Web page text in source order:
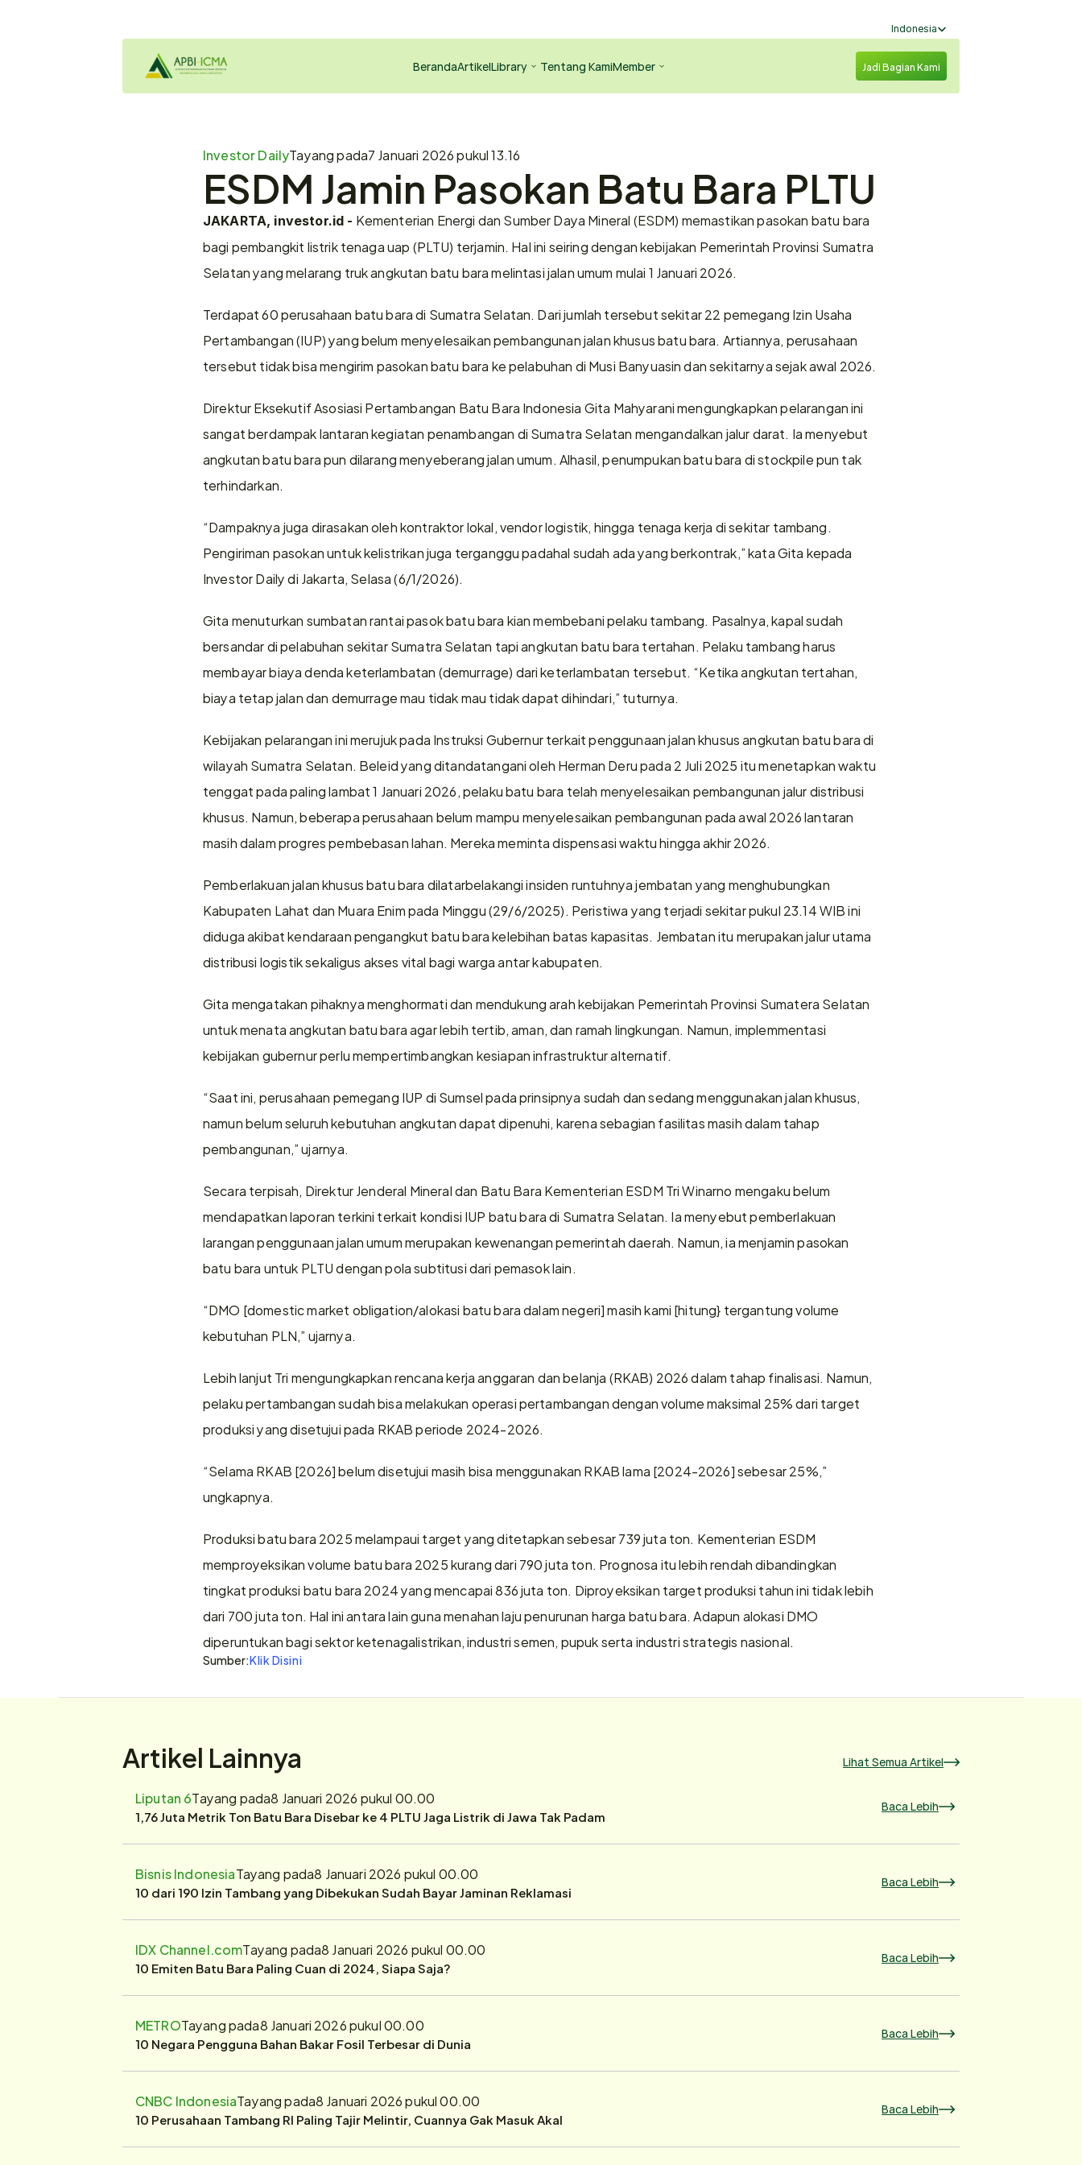
Select Language
Indonesia
BerandaArtikelLibrary Tentang KamiMember Jadi Bagian Kami
Investor DailyTayang pada7 Januari 2026 pukul 13.16
ESDM Jamin Pasokan Batu Bara PLTU
JAKARTA, investor.id - Kementerian Energi dan Sumber Daya Mineral (ESDM) memastikan pasokan batu bara
bagi pembangkit listrik tenaga uap (PLTU) terjamin. Hal ini seiring dengan kebijakan Pemerintah Provinsi Sumatra
Selatan yang melarang truk angkutan batu bara melintasi jalan umum mulai 1 Januari 2026.
Terdapat 60 perusahaan batu bara di Sumatra Selatan. Dari jumlah tersebut sekitar 22 pemegang Izin Usaha
Pertambangan (IUP) yang belum menyelesaikan pembangunan jalan khusus batu bara. Artiannya, perusahaan
tersebut tidak bisa mengirim pasokan batu bara ke pelabuhan di Musi Banyuasin dan sekitarnya sejak awal 2026.
Direktur Eksekutif Asosiasi Pertambangan Batu Bara Indonesia Gita Mahyarani mengungkapkan pelarangan ini
sangat berdampak lantaran kegiatan penambangan di Sumatra Selatan mengandalkan jalur darat. Ia menyebut
angkutan batu bara pun dilarang menyeberang jalan umum. Alhasil, penumpukan batu bara di stockpile pun tak
terhindarkan.
“Dampaknya juga dirasakan oleh kontraktor lokal, vendor logistik, hingga tenaga kerja di sekitar tambang.
Pengiriman pasokan untuk kelistrikan juga terganggu padahal sudah ada yang berkontrak,” kata Gita kepada
Investor Daily di Jakarta, Selasa (6/1/2026).
Gita menuturkan sumbatan rantai pasok batu bara kian membebani pelaku tambang. Pasalnya, kapal sudah
bersandar di pelabuhan sekitar Sumatra Selatan tapi angkutan batu bara tertahan. Pelaku tambang harus
membayar biaya denda keterlambatan (demurrage) dari keterlambatan tersebut. “Ketika angkutan tertahan,
biaya tetap jalan dan demurrage mau tidak mau tidak dapat dihindari,” tuturnya.
Kebijakan pelarangan ini merujuk pada Instruksi Gubernur terkait penggunaan jalan khusus angkutan batu bara di
wilayah Sumatra Selatan. Beleid yang ditandatangani oleh Herman Deru pada 2 Juli 2025 itu menetapkan waktu
tenggat pada paling lambat 1 Januari 2026, pelaku batu bara telah menyelesaikan pembangunan jalur distribusi
khusus. Namun, beberapa perusahaan belum mampu menyelesaikan pembangunan pada awal 2026 lantaran
masih dalam progres pembebasan lahan. Mereka meminta dispensasi waktu hingga akhir 2026.
Pemberlakuan jalan khusus batu bara dilatarbelakangi insiden runtuhnya jembatan yang menghubungkan
Kabupaten Lahat dan Muara Enim pada Minggu (29/6/2025). Peristiwa yang terjadi sekitar pukul 23.14 WIB ini
diduga akibat kendaraan pengangkut batu bara kelebihan batas kapasitas. Jembatan itu merupakan jalur utama
distribusi logistik sekaligus akses vital bagi warga antar kabupaten.
Gita mengatakan pihaknya menghormati dan mendukung arah kebijakan Pemerintah Provinsi Sumatera Selatan
untuk menata angkutan batu bara agar lebih tertib, aman, dan ramah lingkungan. Namun, implemmentasi
kebijakan gubernur perlu mempertimbangkan kesiapan infrastruktur alternatif.
“Saat ini, perusahaan pemegang IUP di Sumsel pada prinsipnya sudah dan sedang menggunakan jalan khusus,
namun belum seluruh kebutuhan angkutan dapat dipenuhi, karena sebagian fasilitas masih dalam tahap
pembangunan,” ujarnya.
Secara terpisah, Direktur Jenderal Mineral dan Batu Bara Kementerian ESDM Tri Winarno mengaku belum
mendapatkan laporan terkini terkait kondisi IUP batu bara di Sumatra Selatan. Ia menyebut pemberlakuan
larangan penggunaan jalan umum merupakan kewenangan pemerintah daerah. Namun, ia menjamin pasokan
batu bara untuk PLTU dengan pola subtitusi dari pemasok lain.
“DMO [domestic market obligation/alokasi batu bara dalam negeri] masih kami [hitung} tergantung volume
kebutuhan PLN,” ujarnya.
Lebih lanjut Tri mengungkapkan rencana kerja anggaran dan belanja (RKAB) 2026 dalam tahap finalisasi. Namun,
pelaku pertambangan sudah bisa melakukan operasi pertambangan dengan volume maksimal 25% dari target
produksi yang disetujui pada RKAB periode 2024-2026.
“Selama RKAB [2026] belum disetujui masih bisa menggunakan RKAB lama [2024-2026] sebesar 25%,”
ungkapnya.
Produksi batu bara 2025 melampaui target yang ditetapkan sebesar 739 juta ton. Kementerian ESDM
memproyeksikan volume batu bara 2025 kurang dari 790 juta ton. Prognosa itu lebih rendah dibandingkan
tingkat produksi batu bara 2024 yang mencapai 836 juta ton. Diproyeksikan target produksi tahun ini tidak lebih
dari 700 juta ton. Hal ini antara lain guna menahan laju penurunan harga batu bara. Adapun alokasi DMO
diperuntukan bagi sektor ketenagalistrikan, industri semen, pupuk serta industri strategis nasional.
Sumber:Klik Disini
Artikel Lainnya Lihat Semua Artikel
Liputan 6Tayang pada8 Januari 2026 pukul 00.00
1,76 Juta Metrik Ton Batu Bara Disebar ke 4 PLTU Jaga Listrik di Jawa Tak Padam Baca Lebih
Bisnis IndonesiaTayang pada8 Januari 2026 pukul 00.00
10 dari 190 Izin Tambang yang Dibekukan Sudah Bayar Jaminan Reklamasi Baca Lebih
IDX Channel.comTayang pada8 Januari 2026 pukul 00.00
10 Emiten Batu Bara Paling Cuan di 2024, Siapa Saja? Baca Lebih
METROTayang pada8 Januari 2026 pukul 00.00
10 Negara Pengguna Bahan Bakar Fosil Terbesar di Dunia Baca Lebih
CNBC IndonesiaTayang pada8 Januari 2026 pukul 00.00
10 Perusahaan Tambang RI Paling Tajir Melintir, Cuannya Gak Masuk Akal Baca Lebih